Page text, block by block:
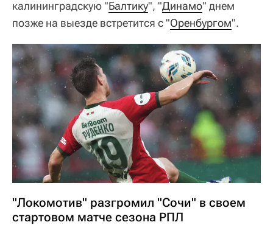
калининградскую "Балтику", "Динамо" днем
позже на выезде встретится с "Оренбургом".
"Локомотив" разгромил "Сочи" в своем
стартовом матче сезона РПЛ